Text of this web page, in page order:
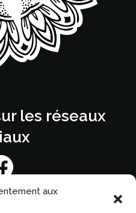
aux
les réseaux